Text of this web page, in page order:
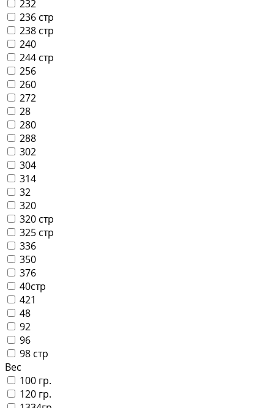
232
236 стр
238 стр
240
244 стр
256
260
272
28
280
288
302
304
314
32
320
320 стр
325 стр
336
350
376
40стр
421
48
92
96
98 стр
Вес
100 гр.
120 гр.